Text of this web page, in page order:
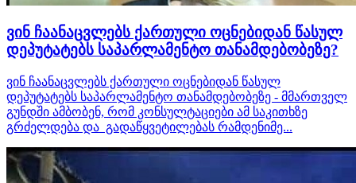
ვინ ჩაანაცვლებს ქართული ოცნებიდან წასულ
დეპუტატებს საპარლამენტო თანამდებობეზე?
ვინ ჩაანაცვლებს ქართული ოცნებიდან წასულ
დეპუტატებს საპარლამენტო თანამდებობეზე - მმართველ
გუნდში ამბობენ, რომ კონსულტაციები ამ საკითხზე
გრძელდება და გადაწყვეტილებას რამდენიმე...